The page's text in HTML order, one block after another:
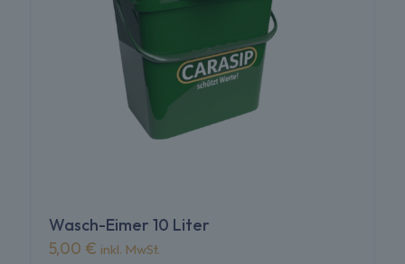
Wasch-Eimer 10 Liter
5,00 € inkl. MwSt.